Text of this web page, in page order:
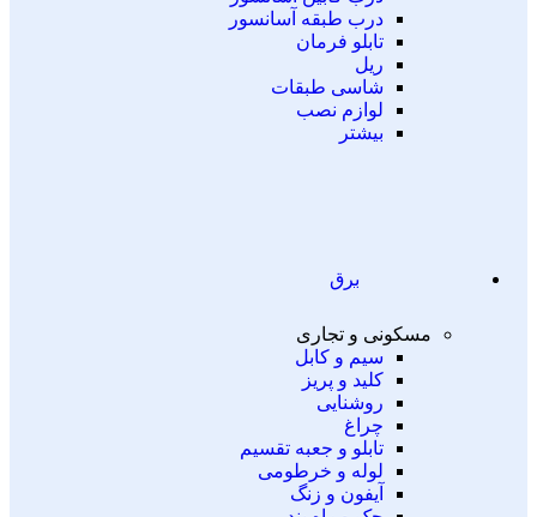
درب طبقه آسانسور
تابلو فرمان
ریل
شاسی طبقات
لوازم نصب
بیشتر
برق
مسکونی و تجاری
سیم و کابل
کلید و پریز
روشنایی
چراغ
تابلو و جعبه تقسیم
لوله و خرطومی
آیفون و زنگ